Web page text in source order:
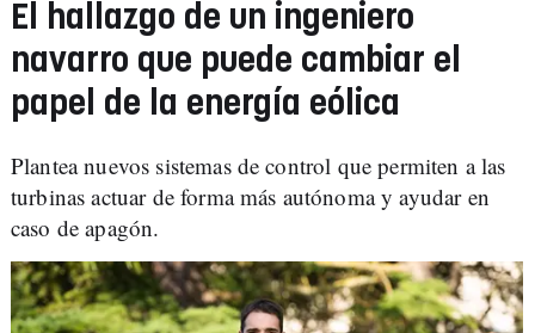
El hallazgo de un ingeniero
navarro que puede cambiar el
papel de la energía eólica
Plantea nuevos sistemas de control que permiten a las
turbinas actuar de forma más autónoma y ayudar en
caso de apagón.